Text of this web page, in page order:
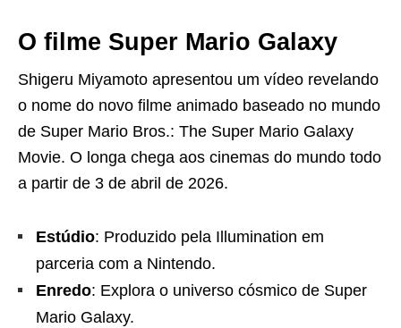
O filme Super Mario Galaxy
Shigeru Miyamoto apresentou um vídeo revelando
o nome do novo filme animado baseado no mundo
de Super Mario Bros.: The Super Mario Galaxy
Movie. O longa chega aos cinemas do mundo todo
a partir de 3 de abril de 2026.
Estúdio: Produzido pela Illumination em
parceria com a Nintendo.
Enredo: Explora o universo cósmico de Super
Mario Galaxy.